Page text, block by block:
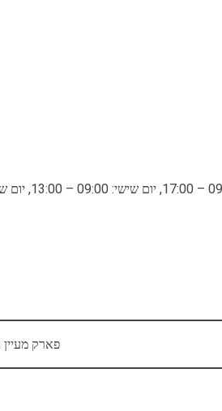
שעות פתיחה: יום ראשון: 09:00 – 17:00, יום שני: 09:00 – 17:00, יום שלישי: 09:00 – 17:00, יום
פארק מעיין